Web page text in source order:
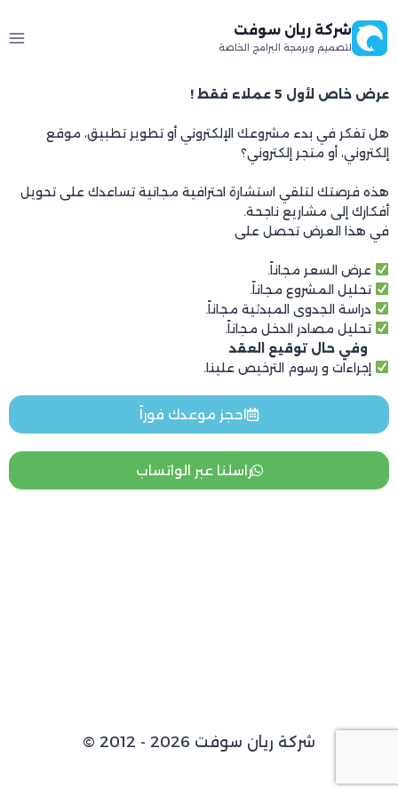
شركة ريان سوفت
لتصميم وبرمجة البرامج الخاصة
عرض خاص لأول 5 عملاء فقط !
هل تفكر في بدء مشروعك الإلكتروني أو تطوير تطبيق، موقع
إلكتروني، أو متجر إلكتروني؟
هذه فرصتك لتلقي استشارة احترافية مجانية تساعدك على تحويل
أفكارك إلى مشاريع ناجحة.
في هذا العرض تحصل على
عرض السعر مجاناً.
تحليل المشروع مجاناً.
دراسة الجدوى المبدئية مجاناً.
تحليل مصادر الدخل مجاناً.
وفي حال توقيع العقد
إجراءات و رسوم الترخيص علينا.
احجز موعدك فوراً
راسلنا عبر الواتساب
© 2012 - 2026 شركة ريان سوفت